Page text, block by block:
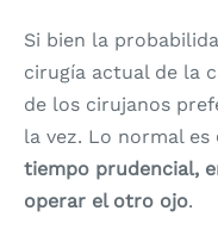
Si bien la
cirugía actual de la
de los cirujanos
la vez. Lo normal es
tiempo prudencial,
operar el otro ojo.